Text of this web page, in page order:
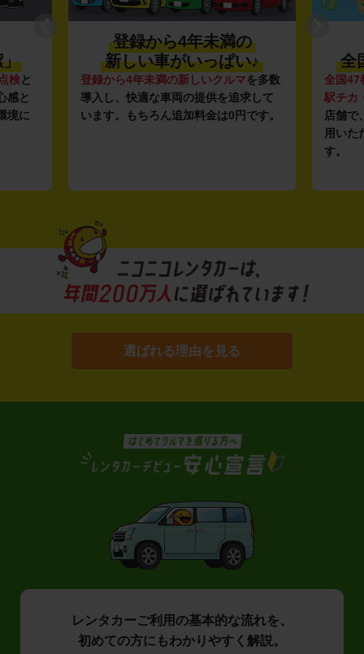
」
検と
感と
境に
登録から4年未満の
新しい車がいっぱい♪
登録から4年未満の新しいクルマを多数
導入し、快適な車両の提供を追求して
います。もちろん追加料金は0円です。
全
全国47
駅チカ
店舗で
用いた
す。
選ばれる理由を見る
レンタカーご利用の基本的な流れを、
初めての方にもわかりやすく解説。